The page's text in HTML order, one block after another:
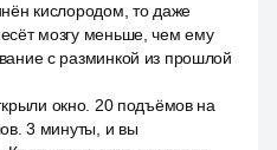
кислородом, то даже
мозгу меньше, чем ему
с разминкой из прошлой
окно. 20 подъёмов на
3 минуты, и вы